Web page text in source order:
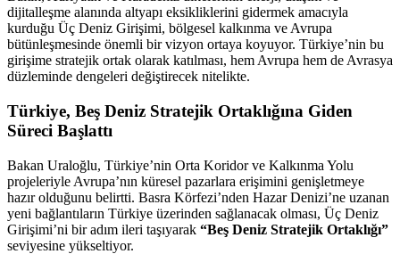
dijitalleşme alanında altyapı eksikliklerini gidermek amacıyla
kurduğu Üç Deniz Girişimi, bölgesel kalkınma ve Avrupa
bütünleşmesinde önemli bir vizyon ortaya koyuyor. Türkiye’nin bu
girişime stratejik ortak olarak katılması, hem Avrupa hem de Avrasya
düzleminde dengeleri değiştirecek nitelikte.
Türkiye, Beş Deniz Stratejik Ortaklığına Giden
Süreci Başlattı
Bakan Uraloğlu, Türkiye’nin Orta Koridor ve Kalkınma Yolu
projeleriyle Avrupa’nın küresel pazarlara erişimini genişletmeye
hazır olduğunu belirtti. Basra Körfezi’nden Hazar Denizi’ne uzanan
yeni bağlantıların Türkiye üzerinden sağlanacak olması, Üç Deniz
Girişimi’ni bir adım ileri taşıyarak “Beş Deniz Stratejik Ortaklığı”
seviyesine yükseltiyor.